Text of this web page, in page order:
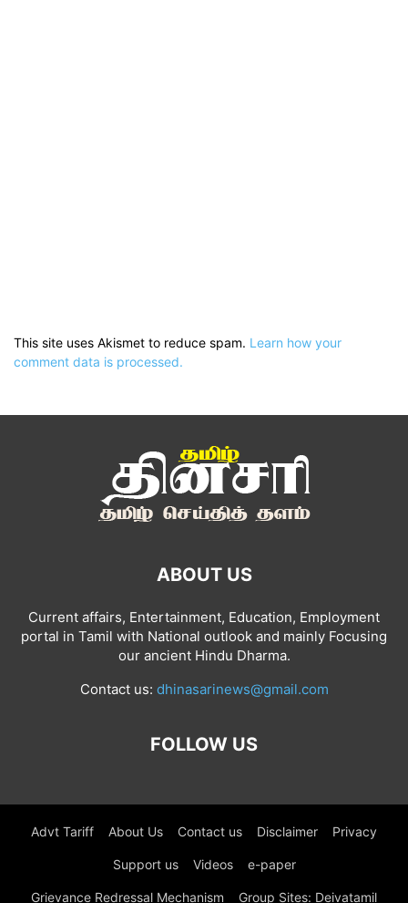
This site uses Akismet to reduce spam. Learn how your
comment data is processed.
ABOUT US
Current affairs, Entertainment, Education, Employment
portal in Tamil with National outlook and mainly Focusing
our ancient Hindu Dharma.
Contact us: dhinasarinews@gmail.com
FOLLOW US
Advt Tariff About Us Contact us Disclaimer Privacy
Support us Videos e-paper
Grievance Redressal Mechanism Group Sites: Deivatamil